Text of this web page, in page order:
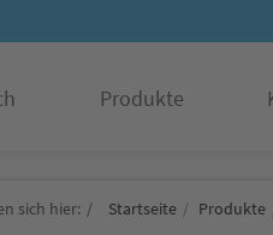
Produkte
sich hier: Startseite Produkte